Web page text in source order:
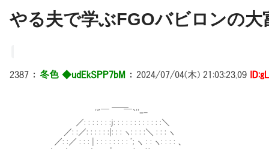
やる夫で学ぶFGOバビロンの大
2387 ： 冬色 ◆udEkSPP7bM ： 2024/07/04(木) 21:03:23.09
'"￣ ￣`''ｰ-
／: : : : : : :j: : : : : : : : : : : :＼
／: :／: : : : : :|: : : ヽ: : : :＼ : : : ヽ
／: :／ : : : | : : : : : : : : ﾞ; ヽ : : ヽ: : : : 、